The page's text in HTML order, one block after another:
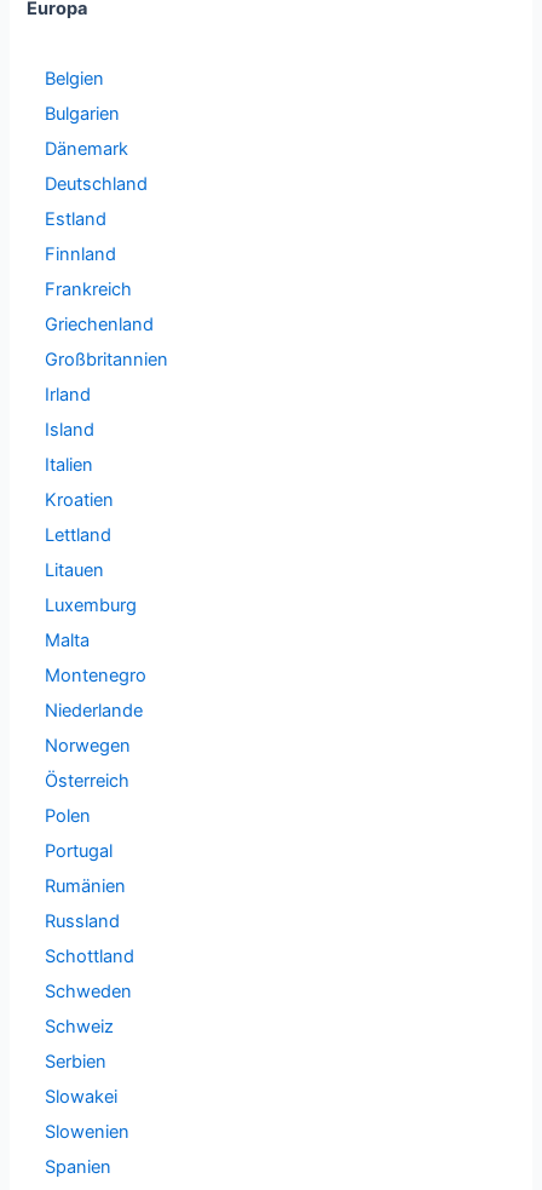
Europa
Belgien
Bulgarien
Dänemark
Deutschland
Estland
Finnland
Frankreich
Griechenland
Großbritannien
Irland
Island
Italien
Kroatien
Lettland
Litauen
Luxemburg
Malta
Montenegro
Niederlande
Norwegen
Österreich
Polen
Portugal
Rumänien
Russland
Schottland
Schweden
Schweiz
Serbien
Slowakei
Slowenien
Spanien